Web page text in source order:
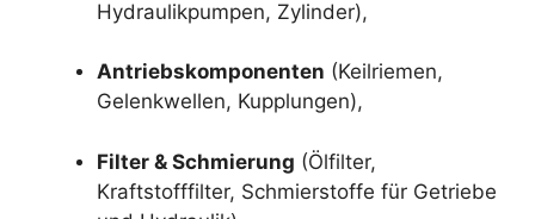
Hydraulikpumpen, Zylinder),
Antriebskomponenten (Keilriemen,
Gelenkwellen, Kupplungen),
Filter & Schmierung (Ölfilter,
Kraftstofffilter, Schmierstoffe für Getriebe